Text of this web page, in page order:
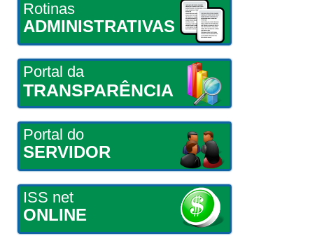
Rotinas
ADMINISTRATIVAS
Portal da
TRANSPARÊNCIA
Portal do
SERVIDOR
ISS net
ONLINE